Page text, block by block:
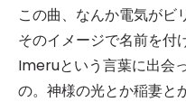
この曲、なんか電気がビ
そのイメージで名前を付
Imeruという言葉に出会
の。神様の光とか稲妻と